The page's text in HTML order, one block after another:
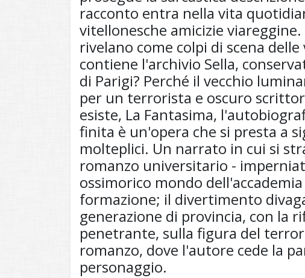
racconto entra nella vita
vitellonesche amicizie
rivelano come colpi di scena delle
contiene l'archivio Sella,
di Parigi? Perché il vecchio
per un terrorista e oscuro
esiste, La Fantasima,
finita è un'opera che si presta a
molteplici. Un narrato in cui si
romanzo universitario -
ossimorico mondo
formazione; il divertimento
generazione di provincia, con la
penetrante, sulla figura del
romanzo, dove l'autore cede la
personaggio.